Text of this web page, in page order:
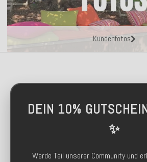
Kundenfotos
DEIN 10%
✨
Werde Teil unserer Community und